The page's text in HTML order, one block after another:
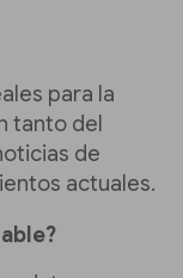
para la
tanto del
de
actuales.